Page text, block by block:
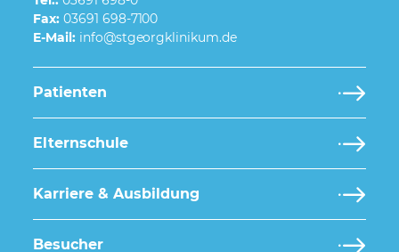
Fax: 03691 698-7100
E-Mail:
Patienten
Elternschule
Karriere & Ausbildung
Besucher